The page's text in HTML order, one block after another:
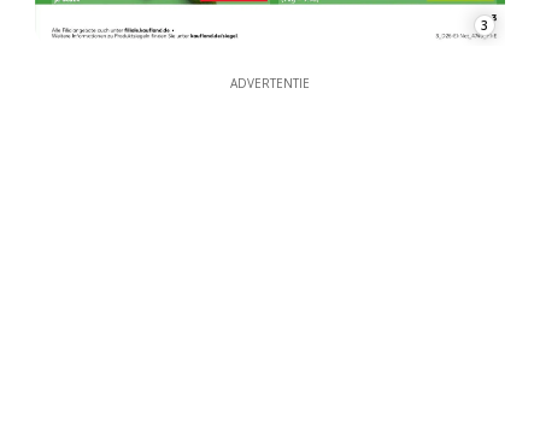
3
ADVERTENTIE